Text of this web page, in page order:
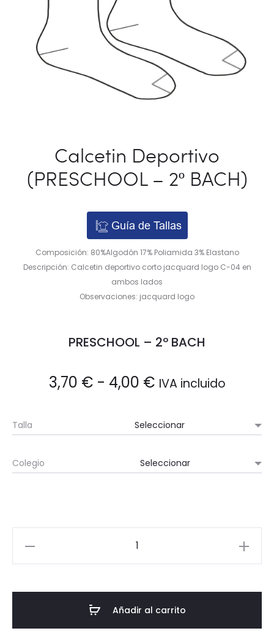
Calcetin Deportivo
(PRESCHOOL – 2º BACH)
Guía de Tallas
Composición: 80%Algodón 17% Poliamida 3% Elastano
Descripción: Calcetin deportivo corto jacquard logo C-04 en
ambos lados
Observaciones: jacquard logo
PRESCHOOL – 2º BACH
3,70 € - 4,00 €Rango
precios:
desde
hasta
4,00 €
IVA incluido
Talla
Colegio
–
BACH)
Añadir al carrito